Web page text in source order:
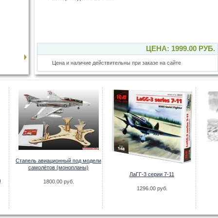
ЦЕНА: 1999.00 РУБ.
Цена и наличие действительны при заказе на сайте
Стапель авиационный под модели
самолётов (монопланы)
1800.00 руб.
ЛаГГ-3 серии 7-11
1296.00 руб.